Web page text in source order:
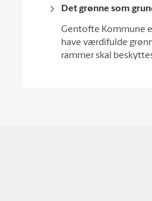
Det grønne som
Gentofte Kommune
have værdifulde
rammer skal